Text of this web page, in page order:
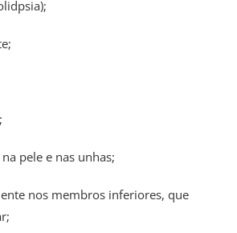
pele e nas unhas;
nos membros inferiores, que